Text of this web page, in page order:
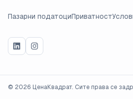
Пазарни податоциПриватност
© 2026 ЦенаКвадрат. Сите права се